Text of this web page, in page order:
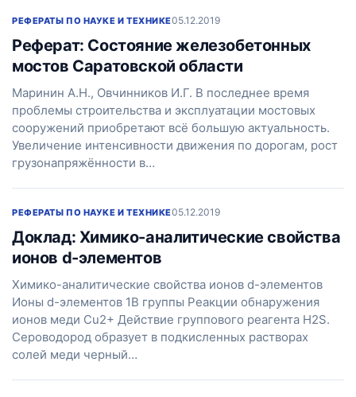
РЕФЕРАТЫ ПО НАУКЕ И ТЕХНИКЕ05.12.2019
Реферат: Состояние железобетонных
мостов Саратовской области
Маринин А.Н., Овчинников И.Г. В последнее время
проблемы строительства и эксплуатации мостовых
сооружений приобретают всё большую актуальность.
Увеличение интенсивности движения по дорогам, рост
грузонапряжённости в…
РЕФЕРАТЫ ПО НАУКЕ И ТЕХНИКЕ05.12.2019
Доклад: Химико-аналитические свойства
ионов d-элементов
Химико-аналитические свойства ионов d-элементов
Ионы d-элементов 1В группы Реакции обнаружения
ионов меди Сu2+ Действие группового реагента H2S.
Сероводород образует в подкисленных растворах
солей меди черный…